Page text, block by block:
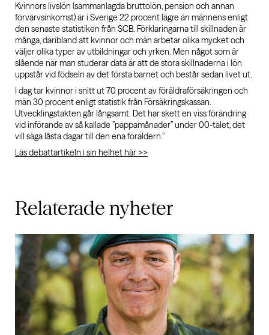
Kvinnors livslön (sammanlagda bruttolön, pension och annan
förvärvsinkomst) är i Sverige 22 procent lägre än männens enligt
den senaste statistiken från SCB. Förklaringarna till skillnaden är
många, däribland att kvinnor och män arbetar olika mycket och
väljer olika typer av utbildningar och yrken. Men något som är
slående när man studerar data är att de stora skillnaderna i lön
uppstår vid födseln av det första barnet och består sedan livet ut.
I dag tar kvinnor i snitt ut 70 procent av föräldraförsäkringen och
män 30 procent enligt statistik från Försäkringskassan.
Utvecklingstakten går långsamt. Det har skett en viss förändring
vid införande av så kallade ”pappamånader” under 00-talet, det
vill säga låsta dagar till den ena föräldern.”
Läs debattartikeln i sin helhet här >>
Relaterade nyheter